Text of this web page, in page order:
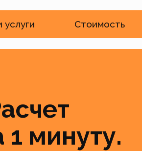
Стоимость
1 минуту.